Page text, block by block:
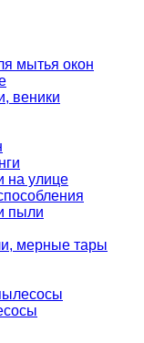
мытья окон
веники
на улице
пыли
мерные тары